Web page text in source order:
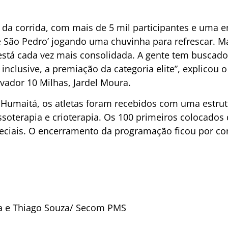
da corrida, com mais de 5 mil participantes e uma
Pedro’ jogando uma chuvinha para refrescar.
cada vez mais consolidada. A gente tem
a premiação da categoria elite”, explicou
10 Milhas, Jardel Moura.
os atletas foram recebidos com uma
e crioterapia. Os 100 primeiros
O encerramento da programação ficou por
Thiago Souza/ Secom PMS